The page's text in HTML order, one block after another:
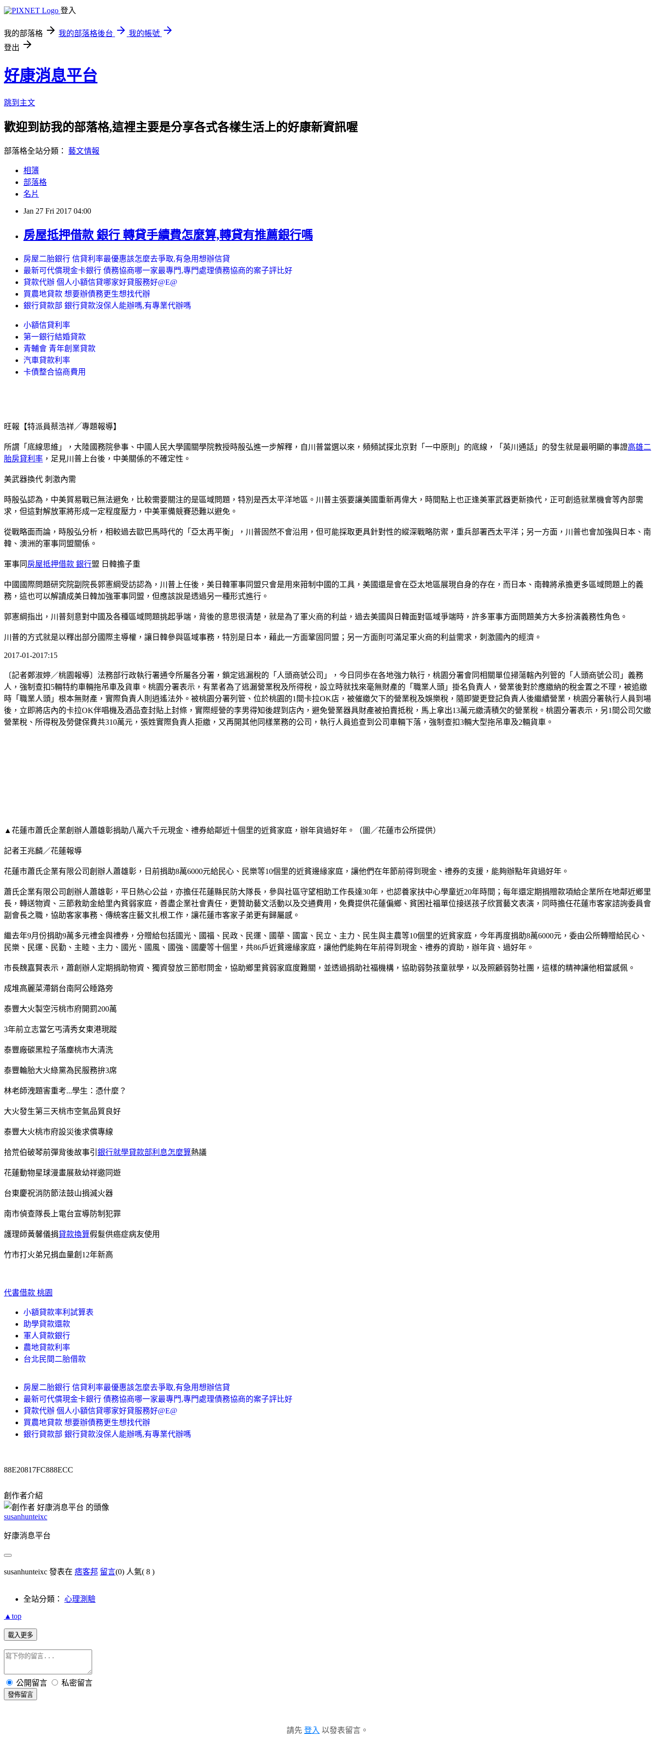
登入
我的部落格 我的部落格後台
我的帳號
登出
好康消息平台
跳到主文
歡迎到訪我的部落格,這裡主要是分享各式各樣生活上的好康新資訊喔
部落格全站分類： 藝文情報
相簿
部落格
名片
Jan 27 Fri 2017 04:00
房屋抵押借款 銀行 轉貸手續費怎麼算,轉貸有推薦銀行嗎
房屋二胎銀行 信貸利率最優惠該怎麼去爭取,有急用想辦信貸
最新可代償現金卡銀行 債務協商哪一家最專門,專門處理債務協商的案子評比好
貸款代辦 個人小額信貸哪家好貸服務好@E@
買農地貸款 想要辦債務更生想找代辦
銀行貸款部 銀行貸款沒保人能辦嗎,有專業代辦嗎
小額信貸利率
第一銀行結婚貸款
青輔會 青年創業貸款
汽車貸款利率
卡債整合協商費用
旺報【特派員蔡浩祥╱專題報導】
所謂「底線思維」，大陸國務院參事、中國人民大學國關學院教授時殷弘進一步解釋，自川普當選以來，頻頻試探北京對「一中原則」的底線，「英川通話」的發生就是最明顯的事證高雄二
胎房貸利率 ，足見川普上台後，中美關係的不確定性。
美武器換代 刺激內需
時殷弘認為，中美貿易戰已無法避免，比較需要關注的是區域問題，特別是西太平洋地區。川普主張要讓美國重新再偉大，時間點上也正逢美軍武器更新換代，正可創造就業機會等內部需
求，但這對解放軍將形成一定程度壓力，中美軍備競賽恐難以避免。
從戰略面而論，時殷弘分析，相較過去歐巴馬時代的「亞太再平衡」，川普固然不會沿用，但可能採取更具針對性的縱深戰略防禦，重兵部署西太平洋；另一方面，川普也會加強與日本、南
韓、澳洲的軍事同盟關係。
軍事同 房屋抵押借款 銀行盟 日韓擔子重
中國國際問題研究院副院長郭憲綱受訪認為，川普上任後，美日韓軍事同盟只會是用來箝制中國的工具，美國還是會在亞太地區展現自身的存在，而日本、南韓將承擔更多區域問題上的義
務，這也可以解讀成美日韓加強軍事同盟，但應該說是透過另一種形式進行。
郭憲綱指出，川普刻意對中國及各種區域問題挑起爭端，背後的意思很清楚，就是為了軍火商的利益，過去美國與日韓面對區域爭端時，許多軍事方面問題美方大多扮演義務性角色。
川普的方式就是以釋出部分國際主導權，讓日韓參與區域事務，特別是日本，藉此一方面鞏固同盟；另一方面則可滿足軍火商的利益需求，刺激國內的經濟。
2017-01-2017:15
〔記者鄭淑婷／桃園報導〕法務部行政執行署通令所屬各分署，鎖定逃漏稅的「人頭商號公司」，今日同歩在各地強力執行，桃園分署會同相關單位掃蕩轄內列管的「人頭商號公司」義務
人，強制查扣5輛特約車輛拖吊車及貨車。桃園分署表示，有業者為了逃漏營業稅及所得稅，設立時就找來毫無財產的「職業人頭」掛名負責人，營業後對於應繳納的稅金置之不理，被追繳
時「職業人頭」根本無財產，實際負責人則逍遙法外。被桃園分署列管、位於桃園的1間卡拉OK店，被催繳欠下的營業稅及娛樂稅，隨即變更登記負責人後繼續營業，桃園分署執行人員到場
後，立即將店內的卡拉OK伴唱機及酒品查封貼上封條，實際經營的李男得知後趕到店內，避免營業器具財產被拍賣抵稅，馬上拿出13萬元繳清積欠的營業稅。桃園分署表示，另1間公司欠繳
營業稅、所得稅及勞健保費共310萬元，張姓實際負責人拒繳，又再開其他同樣業務的公司，執行人員追查到公司車輛下落，強制查扣3輛大型拖吊車及2輛貨車。
▲花蓮市蕭氏企業創辦人蕭雄彰捐助八萬六千元現金、禮券給鄰近十個里的近貧家庭，辦年貨過好年。（圖／花蓮市公所提供）
記者王兆麟／花蓮報導
花蓮市蕭氏企業有限公司創辦人蕭雄彰，日前捐助8萬6000元給民心、民樂等10個里的近貧邊緣家庭，讓他們在年節前得到現金、禮券的支援，能夠辦點年貨過好年。
蕭氏企業有限公司創辦人蕭雄彰，平日熱心公益，亦擔任花蓮縣民防大隊長，參與社區守望相助工作長達30年，也認養家扶中心學童近20年時間；每年還定期捐贈款項給企業所在地鄰近鄉里
長，轉送物資、三節救助金給里內貧弱家庭，善盡企業社會責任，更贊助藝文活動以及交通費用，免費提供花蓮偏鄉、貧困社福單位接送孩子欣賞藝文表演，同時擔任花蓮市客家諮詢委員會
副會長之職，協助客家事務、傳統客庄藝文扎根工作，讓花蓮市客家子弟更有歸屬感。
繼去年9月份捐助9萬多元禮金與禮券，分贈給包括國光、國福、民政、民運、國華、國富、民立、主力、民生與主農等10個里的近貧家庭，今年再度捐助8萬6000元，委由公所轉贈給民心、
民樂、民運、民勤、主睦、主力、國光、國風、國強、國慶等十個里，共86戶近貧邊緣家庭，讓他們能夠在年前得到現金、禮券的資助，辦年貨、過好年。
市長魏嘉賢表示，蕭創辦人定期捐助物資、獨資發放三節慰問金，協助鄉里貧弱家庭度難關，並透過捐助社福機構，協助弱勢孩童就學，以及照顧弱勢社團，這樣的精神讓他相當感佩。
成堆高麗菜滯銷台南阿公睡路旁
泰豐大火製空污桃市府開罰200萬
3年前立志當乞丐清秀女東港現蹤
泰豐廠碳黑粒子落塵桃市大清洗
泰豐輪胎大火綠黨為民服務拚3席
林老師洩題害重考...學生：憑什麼？
大火發生第三天桃市空氣品質良好
泰豐大火桃市府設災後求償專線
拾荒伯破琴前彈背後故事引 銀行就學貸款部利息怎麼算熱議
花蓮動物星球漫畫展敖幼祥邀同遊
台東慶祝消防節法鼓山捐滅火器
南市偵查隊長上電台宣導防制犯罪
護理師黃馨儀捐貸款換算假髮供癌症病友使用
竹市打火弟兄捐血量創12年新高
代書借款 桃園
小額貸款率利試算表
助學貸款還款
軍人貸款銀行
農地貸款利率
台北民間二胎借款
房屋二胎銀行 信貸利率最優惠該怎麼去爭取,有急用想辦信貸
最新可代償現金卡銀行 債務協商哪一家最專門,專門處理債務協商的案子評比好
貸款代辦 個人小額信貸哪家好貸服務好@E@
買農地貸款 想要辦債務更生想找代辦
銀行貸款部 銀行貸款沒保人能辦嗎,有專業代辦嗎
88E20817FC888ECC
創作者介紹
susanhunteixc
好康消息平台
susanhunteixc 發表在 痞客邦 留言(0) 人氣( 8 )
全站分類： 心理測驗
▲top
載入更多
公開留言 私密留言
發佈留言
請先 登入 以發表留言。